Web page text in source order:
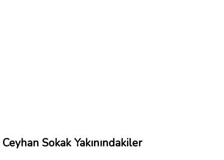
Ceyhan Sokak Yakınındakiler